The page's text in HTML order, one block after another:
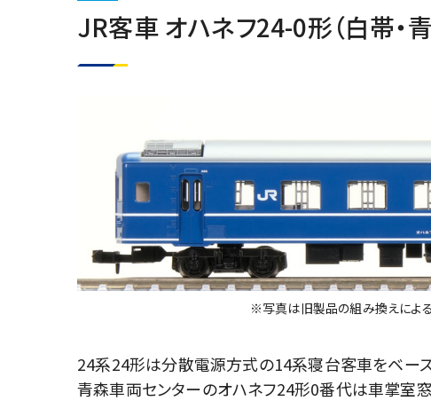
JR客車 オハネフ24-0形（白帯・
※写真は旧製品の組み換えによ
24系24形は分散電源方式の14系寝台客車をベー
青森車両センターのオハネフ24形0番代は車掌室